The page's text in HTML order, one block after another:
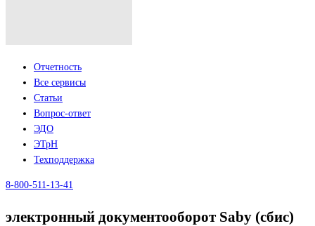
Отчетность
Все сервисы
Статьи
Вопрос-ответ
ЭДО
ЭТрН
Техподдержка
8-800-511-13-41
электронный документооборот Saby (сбис)